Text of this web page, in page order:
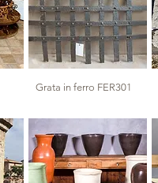
Grata in ferro FER301